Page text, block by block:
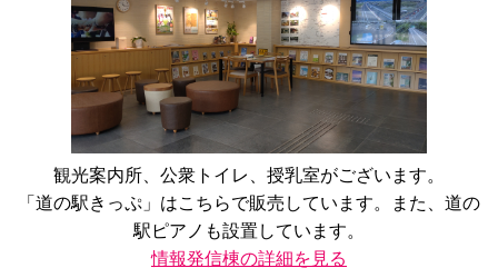
観光案内所、公衆トイレ、授乳室がございます。
「道の駅きっぷ」はこちらで販売しています。また、道の
駅ピアノも設置しています。
情報発信棟の詳細を見る